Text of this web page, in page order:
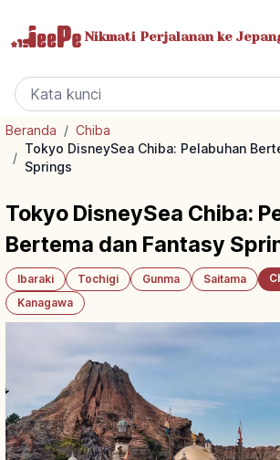
Nikmati Perjalanan ke
Beranda / Chiba
/
Tokyo DisneySea Chiba: Pelabuhan
Springs
Tokyo DisneySea Chiba:
Bertema dan Fantasy
Ibaraki Tochigi Gunma Saitama
Kanagawa